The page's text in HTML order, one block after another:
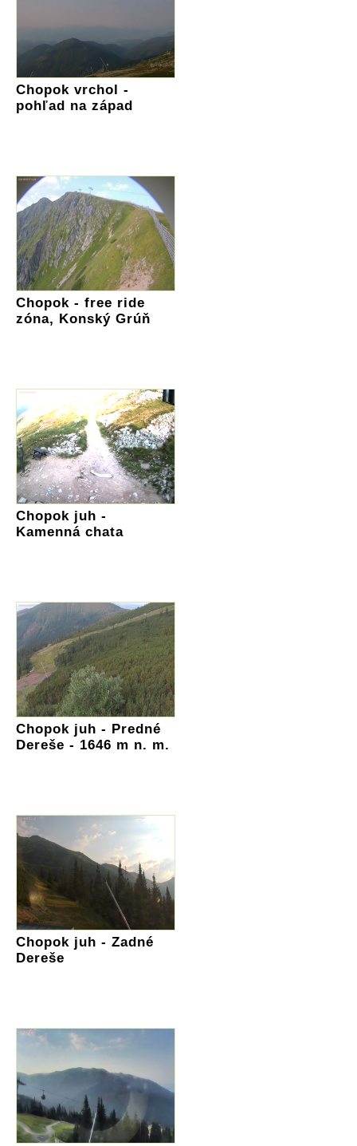
Chopok vrchol -
pohľad na západ
Chopok - free ride
zóna, Konský Grúň
Chopok juh -
Kamenná chata
Chopok juh - Predné
Dereše - 1646 m n. m.
Chopok juh - Zadné
Dereše